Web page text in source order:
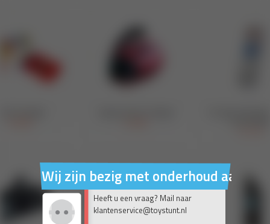
Wij zijn bezig met onderhoud aan
Heeft u een vraag? Mail naar
klantenservice@toystunt.nl